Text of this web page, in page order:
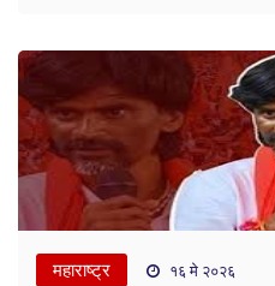
महाराष्ट्र १६ मे २०२६